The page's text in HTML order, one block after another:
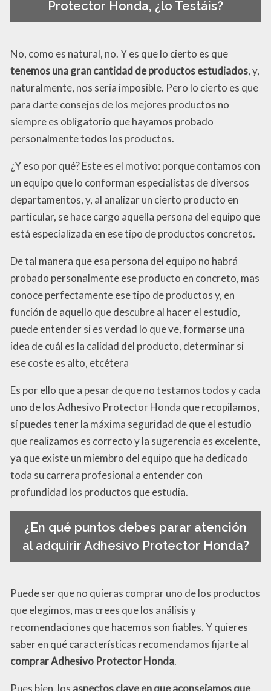
Protector Honda, ¿lo Testáis?
No, como es natural, no. Y es que lo cierto es que
tenemos una gran cantidad de productos estudiados, y,
naturalmente, nos sería imposible. Pero lo cierto es que
para darte consejos de los mejores productos no
siempre es obligatorio que hayamos probado
personalmente todos los productos.
¿Y eso por qué? Este es el motivo: porque contamos con
un equipo que lo conforman especialistas de diversos
departamentos, y, al analizar un cierto producto en
particular, se hace cargo aquella persona del equipo que
está especializada en ese tipo de productos concretos.
De tal manera que esa persona del equipo no habrá
probado personalmente ese producto en concreto, mas
conoce perfectamente ese tipo de productos y, en
función de aquello que descubre al hacer el estudio,
puede entender si es verdad lo que ve, formarse una
idea de cuál es la calidad del producto, determinar si
ese coste es alto, etcétera
Es por ello que a pesar de que no testamos todos y cada
uno de los Adhesivo Protector Honda que recopilamos,
sí puedes tener la máxima seguridad de que el estudio
que realizamos es correcto y la sugerencia es excelente,
ya que existe un miembro del equipo que ha dedicado
toda su carrera profesional a entender con
profundidad los productos que estudia.
¿En qué puntos debes parar atención
al adquirir Adhesivo Protector Honda?
Puede ser que no quieras comprar uno de los productos
que elegimos, mas crees que los análisis y
recomendaciones que hacemos son fiables. Y quieres
saber en qué características recomendamos fijarte al
comprar Adhesivo Protector Honda.
Pues bien, los aspectos clave en que aconsejamos que